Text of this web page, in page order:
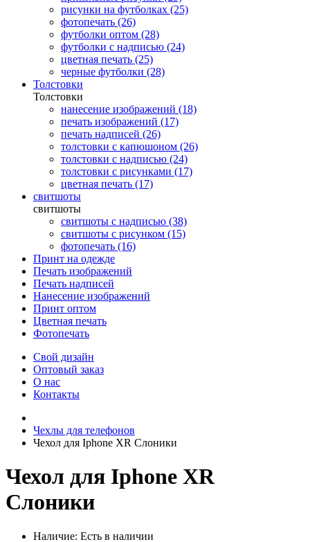
рисунки на футболках (25)
фотопечать (26)
футболки оптом (28)
футболки с надписью (24)
цветная печать (25)
черные футболки (28)
Толстовки
Толстовки
нанесение изображений (18)
печать изображений (17)
печать надписей (26)
толстовки с капюшоном (26)
толстовки с надписью (24)
толстовки с рисунками (17)
цветная печать (17)
свитшоты
свитшоты
свитшоты с надписью (38)
свитшоты с рисунком (15)
фотопечать (16)
Принт на одежде
Печать изображений
Печать надписей
Нанесение изображений
Принт оптом
Цветная печать
Фотопечать
Свой дизайн
Оптовый заказ
О нас
Контакты
Чехлы для телефонов
Чехол для Iphone XR Слоники
Чехол для Iphone XR
Слоники
Наличие: Есть в наличии